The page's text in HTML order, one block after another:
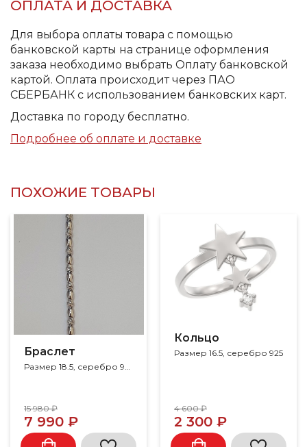
ОПЛАТА И ДОСТАВКА
Для выбора оплаты товара с помощью
банковской карты на странице оформления
заказа необходимо выбрать Оплату банковской
картой. Оплата происходит через ПАО
СБЕРБАНК с использованием банковских карт.
Доставка по городу бесплатно.
Подробнее об оплате и доставке
ПОХОЖИЕ ТОВАРЫ
Браслет
Размер 18.5, серебро 925
15 980 ₽
7 990 ₽
Кольцо
Размер 16.5, серебро 925
4 600 ₽
2 300 ₽